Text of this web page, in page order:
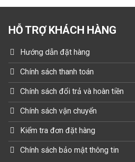
HỖ TRỢ KHÁCH HÀNG
Hướng dẫn đặt hàng
Chính sách thanh toán
Chính sách đổi trả và hoàn tiền
Chính sách vận chuyển
Kiểm tra đơn đặt hàng
Chính sách bảo mật thông tin